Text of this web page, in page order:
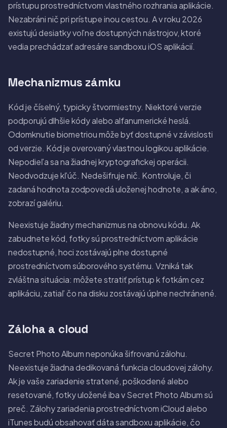
prístupu prostredníctvom vlastného rozhrania aplikácie.
Nezabráni nič pri prístupe inou cestou. A v roku 2026
existujú desiatky voľne dostupných nástrojov, ktoré
vedia prechádzať adresáre sandboxu iOS aplikácií.
Mechanizmus zámku
Kód je číselný, typicky štvormiestny. Niektoré verzie
podporujú dlhšie kódy alebo alfanumerické heslá.
Odomknutie biometriou môže byť dostupné v závislosti
od verzie. Kód je overovaný vlastnou logikou aplikácie.
Nepodieľa sa na žiadnej kryptografickej operácii.
Neodvodzuje kľúč. Nedešifruje nič. Kontroluje, či
zadaná hodnota zodpovedá uloženej hodnote, a ak áno,
zobrazí galériu.
Neexistuje žiadny mechanizmus na obnovu kódu. Ak
zabudnete kód, fotky sú prostredníctvom aplikácie
nedostupné, hoci zostávajú plne dostupné
prostredníctvom súborového systému. Vzniká tak
zvláštna situácia: môžete stratiť prístup k fotkám cez
aplikáciu, zatiaľ čo na disku zostávajú úplne nechránené.
Záloha a cloud
Secret Photo Album neponúka šifrovanú zálohu.
Neexistuje žiadna dedikovaná funkcia cloudovej zálohy.
Ak je vaše zariadenie stratené, poškodené alebo
resetované, fotky uložené iba v Secret Photo Album sú
preč. Zálohy zariadenia prostredníctvom iCloud alebo
iTunes budú obsahovať dáta sandboxu aplikácie, čo